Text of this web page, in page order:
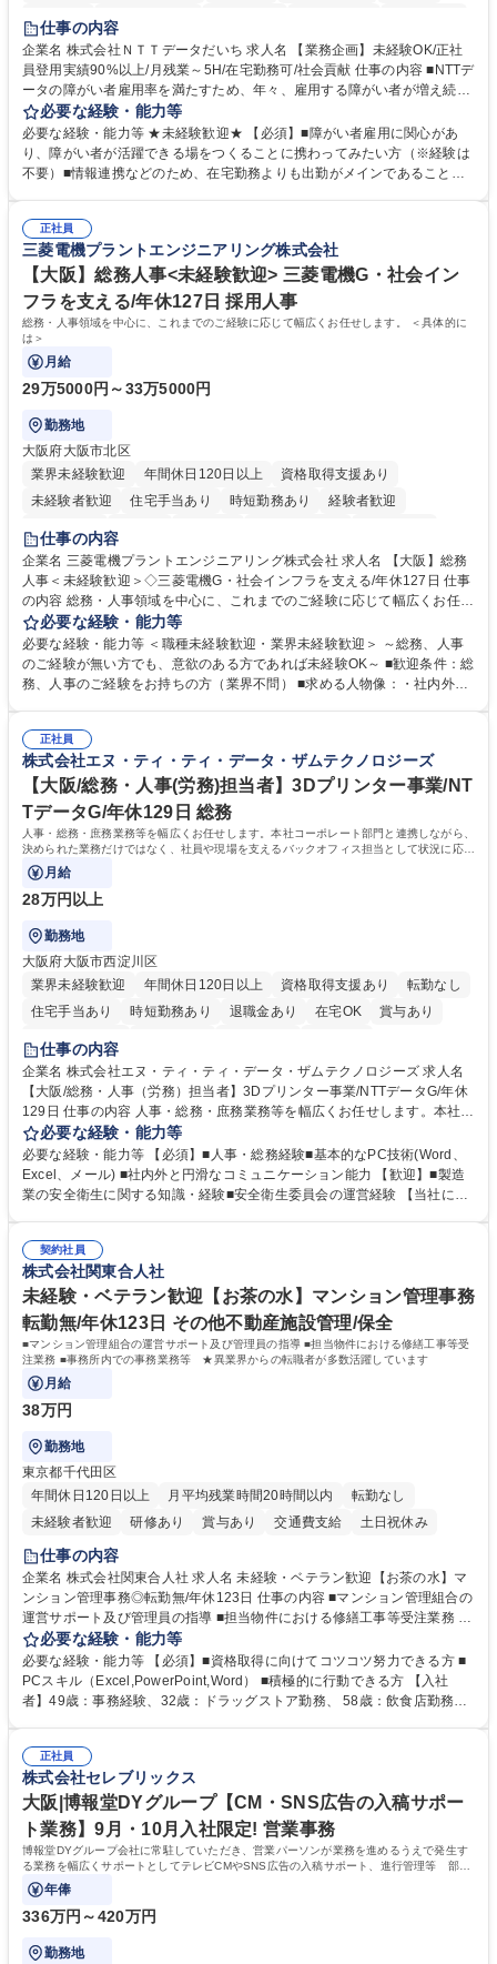
育休あり 完全週休2日制
仕事の内容
企業名 株式会社ＮＴＴデータだいち 求人名 【業務企画】未経験OK/正社
員登用実績90%以上/月残業～5H/在宅勤務可/社会貢献 仕事の内容 ■NTTデ
ータの障がい者雇用率を満たすため、年々、雇用する障がい者が増え続け
ています。中でも、完全在宅勤務の障がい者の増加数が多いため、その業
務を増やすお仕事を担っていただきます。 【詳細】■既存業務の拡大およ
び運用のサポート(オペレーション業務:申請書の作成代行等) ■新規事業・
サービスの企画立案および推進 障がい者の方にどんな仕事があると良いか
やスキルの把握 ■AI活用業務など、既存領域を超えた案件の開拓 ■NTTデ
ータグループの会社へ提案活動 募集職種 【業務企画】未経験OK/正社員登
用実績90%以上/月残業～5H/在宅勤務可/社会貢献
必要な経験・能力等
必要な経験・能力等 ★未経験歓迎★ 【必須】■障がい者雇用に関心があ
り、障がい者が活躍できる場をつくることに携わってみたい方（※経験は
不要）■情報連携などのため、在宅勤務よりも出勤がメインであることに
用】正社員登用を前提としておりますので、最短で1.5年～2年で正社員へ
の雇用切り替えとなります。過去の正社員登用率は90％です。 将来的に
は当社の中核となる管理職になって頂く事を期待しています。 正社員登用
に向け全力でサポートを行いますのでご安心ください。 学歴・資格 学
歴：大学院 大学 高専 短大 専修学校 高校 語学力： 資格：
正社員
三菱電機プラントエンジニアリング株式会社
【大阪】総務人事<未経験歓迎> 三菱電機G・社会イン
フラを支える/年休127日 採用人事
総務・人事領域を中心に、これまでのご経験に応じて幅広くお任せします。 ＜具体的に
は＞
月給
29万5000円～33万5000円
勤務地
大阪府大阪市北区
業界未経験歓迎
年間休日120日以上
資格取得支援あり
未経験者歓迎
住宅手当あり 時短勤務あり
経験者歓迎
退職金あり
駅近5分以内
土日祝休み 服装自由 寮・社宅あり 食事補助あり
仕事の内容
企業名 三菱電機プラントエンジニアリング株式会社 求人名 【大阪】総務
人事＜未経験歓迎＞◇三菱電機G・社会インフラを支える/年休127日 仕事
の内容 総務・人事領域を中心に、これまでのご経験に応じて幅広くお任せ
します。 ＜具体的には＞ ・総務/人事労務（給与・社保・勤怠管理など）
・採用・教育研修 ・福利厚生運用 など ※基本的には事務所勤務ですが、
採用や教育等の業務内容により、関西圏以外への日帰り・宿泊を伴う国内
出張もございます。 ※担当業務を持ちつつ、お互いに助け合いながら、総
必要な経験・能力等
必要な経験・能力等 ＜職種未経験歓迎・業界未経験歓迎＞ ～総務、人事
のご経験が無い方でも、意欲のある方であれば未経験OK～ ■歓迎条件：総
務、人事のご経験をお持ちの方（業界不問） ■求める人物像：・社内外の
正社員
株式会社エヌ・ティ・ティ・データ・ザムテクノロジーズ
【大阪/総務・人事(労務)担当者】3Dプリンター事業/NT
TデータG/年休129日 総務
人事・総務・庶務業務等を幅広くお任せします。本社コーポレート部門と連携しながら、
決められた業務だけではなく、社員や現場を支えるバックオフィス担当として状況に応じ
て柔軟に対応いただくことを期待します。
月給
28万円以上
勤務地
大阪府大阪市西淀川区
業界未経験歓迎
年間休日120日以上 資格取得支援あり
転勤なし
住宅手当あり
時短勤務あり 退職金あり 在宅OK
賞与あり
完全週休2日制
仕事の内容
企業名 株式会社エヌ・ティ・ティ・データ・ザムテクノロジーズ 求人名
【大阪/総務・人事（労務）担当者】3Dプリンター事業/NTTデータG/年休
129日 仕事の内容 人事・総務・庶務業務等を幅広くお任せします。本社コ
ーポレート部門と連携しながら、決められた業務だけではなく、社員や現
場を支えるバックオフィス担当として状況に応じて柔軟に対応いただくこ
とを期待します。 【詳細】■入退社手続き、社員情報管理■入社時オリエ
ンテーションの実施■勤怠・各種申請内容の確認■採用業務のサポート■来
生に関する業務等■健康診断、産業医面談、休職・復職手続き等の労務サ
ポート■社内ルールの運用・各種社内案内■その他、拠点運営に関わる管理
部門業務 募集職種 【大阪/総務・人事（労務）担当者】3Dプリンター事
業/NTTデータG/年休129日
必要な経験・能力等
必要な経験・能力等 【必須】■人事・総務経験■基本的なPC技術(Word、
Excel、メール) ■社内外と円滑なコミュニケーション能力 【歓迎】■製造
業の安全衛生に関する知識・経験■安全衛生委員会の運営経験 【当社につ
アが磨けます。 ◎NTTデータグループであり福利厚生は充実しているとと
もに、働き方改革も推進しています。 学歴・資格 学歴：大学院 大学 高専
短大 専修学校 語学力： 資格：
契約社員
株式会社関東合人社
未経験・ベテラン歓迎【お茶の水】マンション管理事務
転勤無/年休123日 その他不動産施設管理/保全
■マンション管理組合の運営サポート及び管理員の指導 ■担当物件における修繕工事等受
注業務 ■事務所内での事務業務等 ★異業界からの転職者が多数活躍しています
月給
38万円
勤務地
東京都千代田区
年間休日120日以上
月平均残業時間20時間以内
転勤なし
未経験者歓迎
研修あり 賞与あり 交通費支給 土日祝休み
仕事の内容
企業名 株式会社関東合人社 求人名 未経験・ベテラン歓迎【お茶の水】マ
ンション管理事務◎転勤無/年休123日 仕事の内容 ■マンション管理組合の
運営サポート及び管理員の指導 ■担当物件における修繕工事等受注業務 ■
事務所内での事務業務等 ★異業界からの転職者が多数活躍しています
【年収補足】532万円 ＋別途インセンティヴで平均約100万円/年（昨年度
実績） ＋管理業務主任者資格手当50,000円/月 ★親会社である株式会社合
人社計画研究所社のグループ会社として、質の高いサービスと適性価格を
無/年休123日
必要な経験・能力等
必要な経験・能力等 【必須】■資格取得に向けてコツコツ努力できる方 ■
PCスキル（Excel,PowerPoint,Word） ■積極的に行動できる方 【入社
者】49歳：事務経験、32歳：ドラッグストア勤務、 58歳：飲食店勤務
得出来ております！ 【魅力】■フレックス制度、未経験からでも下限年収
を一律支給！ ■管理業務主任者資格取得後には50,000円/月の手当あり！
学歴・資格 学歴：大学院 大学 高専 短大 専修学校 高校 語学力： 資格：第
一種運転免許普通自動車
正社員
株式会社セレブリックス
大阪|博報堂DYグループ【CM・SNS広告の入稿サポー
ト業務】9月・10月入社限定! 営業事務
博報堂DYグループ会社に常駐していただき、営業パーソンが業務を進めるうえで発生す
る業務を幅広くサポートとしてテレビCMやSNS広告の入稿サポート、進行管理等 部内
アシスタントとしての業務をお任せします。
年俸
336万円～420万円
勤務地